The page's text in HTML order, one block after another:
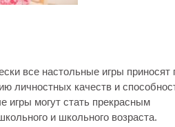
все настольные игры приносят
личностных качеств и
игры могут стать прекрасным
и школьного возраста.